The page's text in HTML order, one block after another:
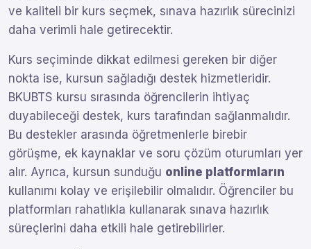
ve kaliteli bir kurs seçmek, sınava hazırlık sürecinizi
daha verimli hale getirecektir.
Kurs seçiminde dikkat edilmesi gereken bir diğer
nokta ise, kursun sağladığı destek hizmetleridir.
BKUBTS kursu sırasında öğrencilerin ihtiyaç
duyabileceği destek, kurs tarafından sağlanmalıdır.
Bu destekler arasında öğretmenlerle birebir
görüşme, ek kaynaklar ve soru çözüm oturumları yer
alır. Ayrıca, kursun sunduğu online platformların
kullanımı kolay ve erişilebilir olmalıdır. Öğrenciler bu
platformları rahatlıkla kullanarak sınava hazırlık
süreçlerini daha etkili hale getirebilirler.